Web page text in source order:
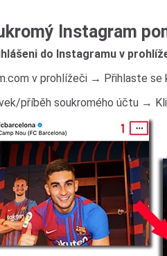
Instagram
do Instagramu v
v prohlížeči → Přihlaste se
příběh soukromého účtu →